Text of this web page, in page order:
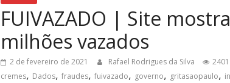
FUIVAZADO | Site
milhões vazados
2 de fevereiro de 2021 Rafael Rodrigues da Silva
cremes, Dados, fraudes, fuivazado, governo, gritasaopaulo,